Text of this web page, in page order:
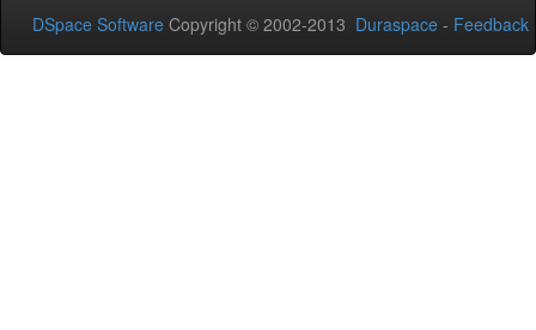
DSpace Software Copyright © 2002-2013 Duraspace - Feedback